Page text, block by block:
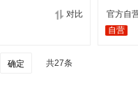
对比
官方自
自营
确定 共27条